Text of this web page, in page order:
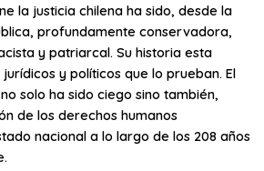
la justicia chilena ha sido, desde la
profundamente conservadora,
y patriarcal. Su historia esta
y políticos que lo prueban. El
solo ha sido ciego sino también,
de los derechos humanos
nacional a lo largo de los 208 años